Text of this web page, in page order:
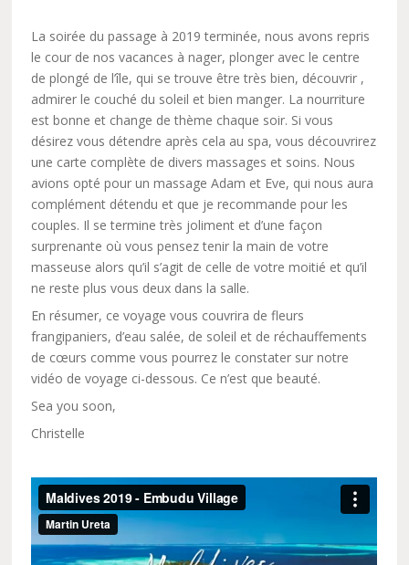
La soirée du passage à 2019 terminée, nous avons repris
le cour de nos vacances à nager, plonger avec le centre
de plongé de l’île, qui se trouve être très bien, découvrir ,
admirer le couché du soleil et bien manger. La nourriture
est bonne et change de thème chaque soir. Si vous
désirez vous détendre après cela au spa, vous découvrirez
une carte complète de divers massages et soins. Nous
avions opté pour un massage Adam et Eve, qui nous aura
complément détendu et que je recommande pour les
couples. Il se termine très joliment et d’une façon
surprenante où vous pensez tenir la main de votre
masseuse alors qu’il s’agit de celle de votre moitié et qu’il
ne reste plus vous deux dans la salle.
En résumer, ce voyage vous couvrira de fleurs
frangipaniers, d’eau salée, de soleil et de réchauffements
de cœurs comme vous pourrez le constater sur notre
vidéo de voyage ci-dessous. Ce n’est que beauté.
Sea you soon,
Christelle